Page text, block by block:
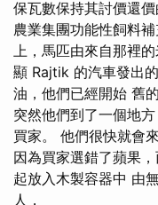
保瓦數保持其討價還
農業集團功能性飼料
上，馬匹由來自那裡
顯 Rajtik 的汽車發出
油，他們已經開始 舊
突然他們到了一個地
買家。 他們很快就會
因為買家選錯了蘋果
起放入木製容器中 由
人，